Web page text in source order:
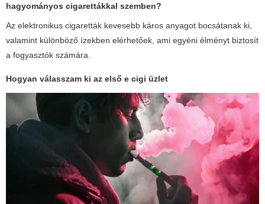
hagyományos cigarettákkal szemben?
Az elektronikus cigaretták kevesebb káros anyagot bocsátanak ki,
valamint különböző ízekben elérhetőek, ami egyéni élményt biztosít
a fogyasztók számára.
Hogyan válasszam ki az első e cigi üzlet